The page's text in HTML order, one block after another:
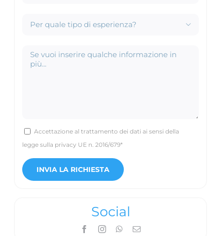

Accettazione al trattamento dei dati ai sensi della
legge sulla privacy UE n. 2016/679*
Social